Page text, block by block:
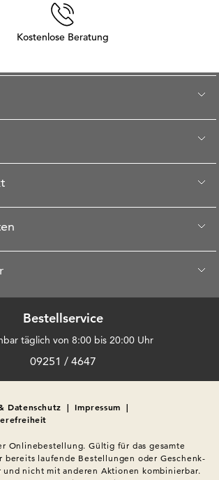
Kostenlose Beratung
Bestellservice
täglich von 8:00 bis 20:00 Uhr
09251 / 4647
Datenschutz | Impressum |
Onlinebestellung. Gültig für das gesamte
bereits laufende Bestellungen oder Geschenk-
und nicht mit anderen Aktionen kombinierbar.